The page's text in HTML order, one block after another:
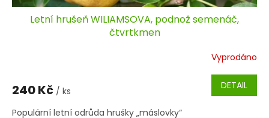
Letní hrušeň WILIAMSOVA, podnož semenáč,
čtvrtkmen
Vyprodáno
240 Kč / ks DETAIL
Populární letní odrůda hrušky „máslovky“